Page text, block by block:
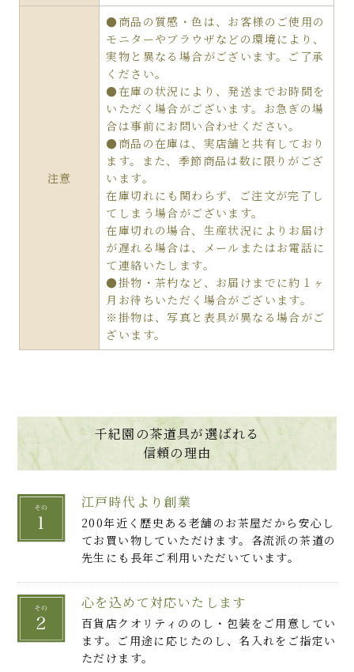
注意
●商品の質感・色は、お客様のご使用の
モニターやブラウザなどの環境により、
実物と異なる場合がございます。ご了承
ください。
●在庫の状況により、発送までお時間を
いただく場合がございます。お急ぎの場
合は事前にお問い合わせください。
●商品の在庫は、実店舗と共有しており
ます。また、季節商品は数に限りがござ
います。
在庫切れにも関わらず、ご注文が完了し
てしまう場合がございます。
在庫切れの場合、生産状況によりお届け
が遅れる場合は、メールまたはお電話に
て連絡いたします。
●掛物・茶杓など、お届けまでに約１ヶ
月お待ちいただく場合がございます。
※掛物は、写真と表具が異なる場合がご
ざいます。
千紀園の茶道具が選ばれる
信頼の理由
江戸時代より創業
200年近く歴史ある老舗のお茶屋だから安心し
てお買い物していただけます。各流派の茶道の
先生にも長年ご利用いただいています。
心を込めて対応いたします
百貨店クオリティののし・包装をご用意してい
ます。ご用途に応じたのし、名入れをご指定い
ただけます。